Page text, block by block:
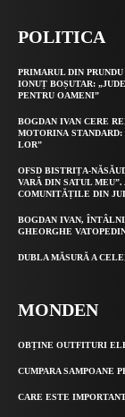
POLITICA
PRIMARUL DIN
IONUȚ BOȘUTAR:
PENTRU OAMENI”
BOGDAN IVAN CERE
MOTORINA
LOR”
OFSD BISTRIȚA-
VARĂ DIN SATUL
COMUNITĂȚILE DIN
BOGDAN IVAN,
GHEORGHE
DUBLA MĂSURĂ A
MONDEN
OBȚINE OUTFITURI
CUMPARA SAMPOANE
CARE ESTE